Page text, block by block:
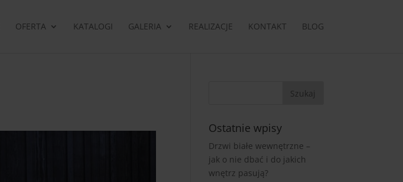
OFERTA KATALOGI GALERIA REALIZACJE KONTAKT BLOG
Ostatnie wpisy
Drzwi białe wewnętrzne –
jak o nie dbać i do jakich
wnętrz pasują?